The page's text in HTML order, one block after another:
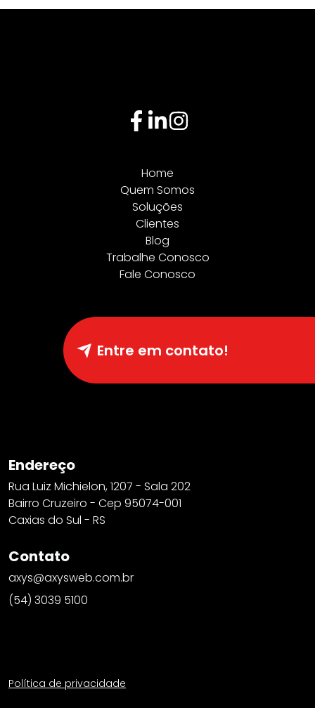
Endereço
Rua Luiz Michielon, 1207 - Sala 202
Bairro Cruzeiro - Cep 95074-001
Caxias do Sul - RS
Contato
axys@axysweb.com.br
(54) 3039 5100
Política de privacidade
Home
Quem Somos
Soluções
Clientes
Blog
Trabalhe Conosco
Fale Conosco
Entre em contato!